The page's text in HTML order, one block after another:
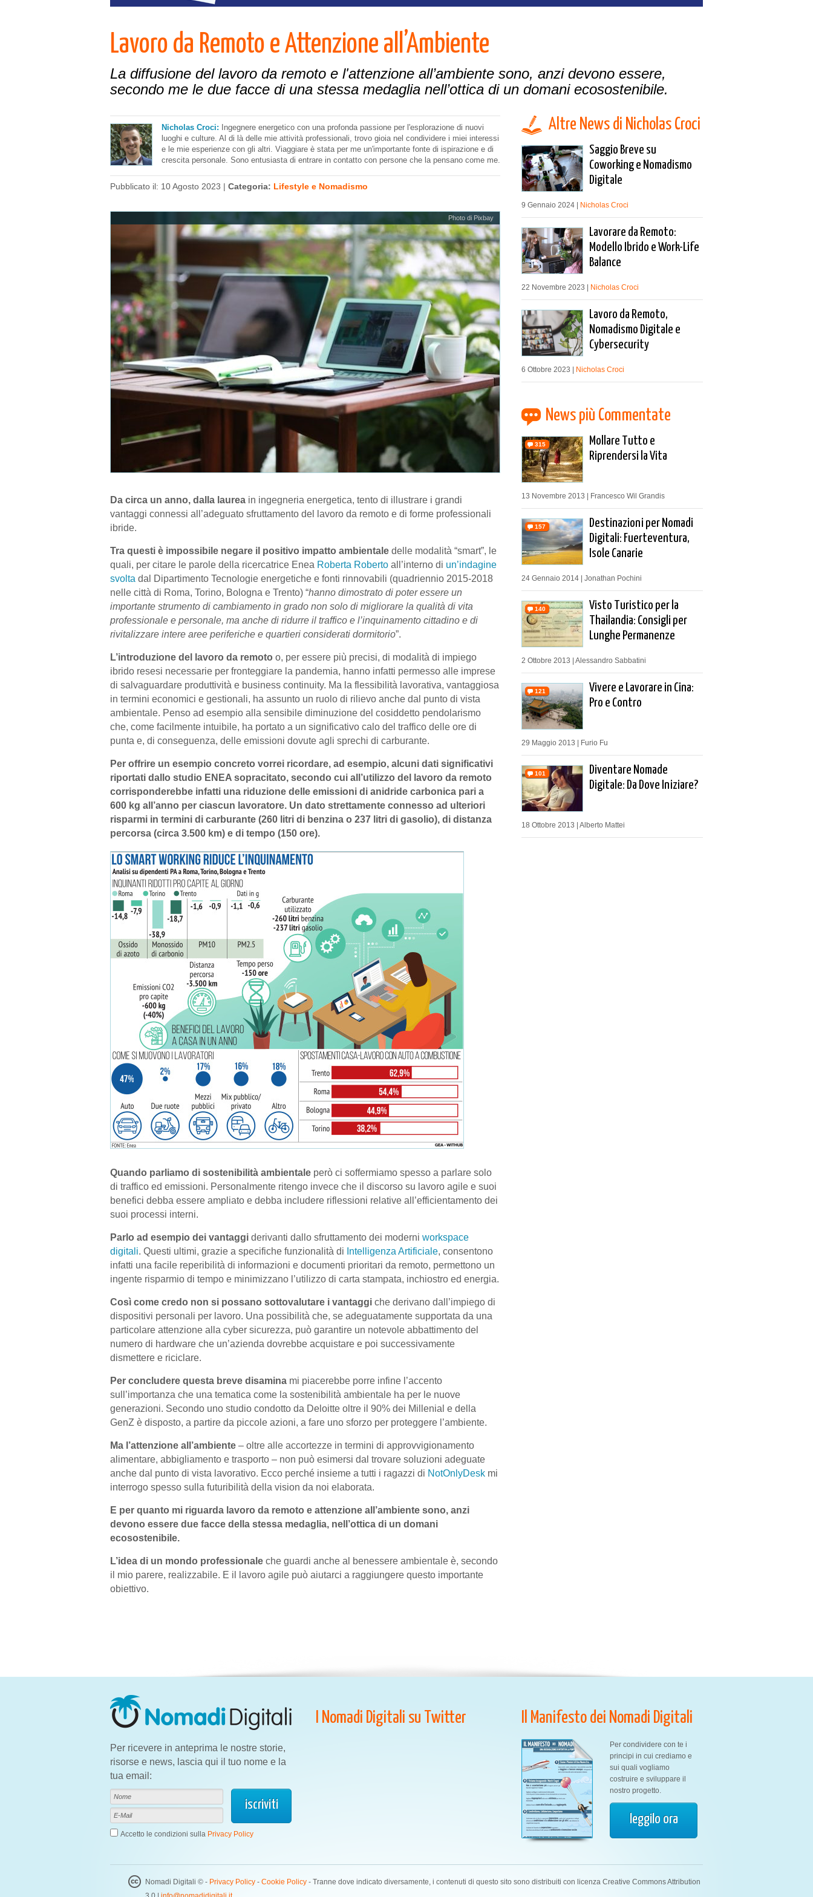
Lavoro da Remoto e Attenzione all’Ambiente
La diffusione del lavoro da remoto e l'attenzione all’ambiente sono, anzi devono essere,
secondo me le due facce di una stessa medaglia nell’ottica di un domani ecosostenibile.
Nicholas Croci:
Ingegnere energetico con una profonda passione per l'esplorazione di nuovi
luoghi e culture. Al di là delle mie attività professionali, trovo gioia nel condividere i miei interessi
e le mie esperienze con gli altri. Viaggiare è stata per me un'importante fonte di ispirazione e di
crescita personale. Sono entusiasta di entrare in contatto con persone che la pensano come me.
Pubblicato il: 10 Agosto 2023 | Categoria: Lifestyle e Nomadismo
Photo di Pixbay
Da circa un anno, dalla laurea in ingegneria energetica, tento di illustrare i grandi
vantaggi connessi all’adeguato sfruttamento del lavoro da remoto e di forme professionali
ibride.
Tra questi è impossibile negare il positivo impatto ambientale delle modalità “smart”, le
quali, per citare le parole della ricercatrice Enea Roberta Roberto all’interno di un’indagine
svolta dal Dipartimento Tecnologie energetiche e fonti rinnovabili (quadriennio 2015-2018
nelle città di Roma, Torino, Bologna e Trento) “hanno dimostrato di poter essere un
importante strumento di cambiamento in grado non solo di migliorare la qualità di vita
professionale e personale, ma anche di ridurre il traffico e l’inquinamento cittadino e di
rivitalizzare intere aree periferiche e quartieri considerati dormitorio”.
L’introduzione del lavoro da remoto o, per essere più precisi, di modalità di impiego
ibrido resesi necessarie per fronteggiare la pandemia, hanno infatti permesso alle imprese
di salvaguardare produttività e business continuity. Ma la flessibilità lavorativa, vantaggiosa
in termini economici e gestionali, ha assunto un ruolo di rilievo anche dal punto di vista
ambientale. Penso ad esempio alla sensibile diminuzione del cosiddetto pendolarismo
che, come facilmente intuibile, ha portato a un significativo calo del traffico delle ore di
punta e, di conseguenza, delle emissioni dovute agli sprechi di carburante.
Per offrire un esempio concreto vorrei ricordare, ad esempio, alcuni dati significativi
riportati dallo studio ENEA sopracitato, secondo cui all’utilizzo del lavoro da remoto
corrisponderebbe infatti una riduzione delle emissioni di anidride carbonica pari a
600 kg all’anno per ciascun lavoratore. Un dato strettamente connesso ad ulteriori
risparmi in termini di carburante (260 litri di benzina o 237 litri di gasolio), di distanza
percorsa (circa 3.500 km) e di tempo (150 ore).
Quando parliamo di sostenibilità ambientale però ci soffermiamo spesso a parlare solo
di traffico ed emissioni. Personalmente ritengo invece che il discorso su lavoro agile e suoi
benefici debba essere ampliato e debba includere riflessioni relative all’efficientamento dei
suoi processi interni.
Parlo ad esempio dei vantaggi derivanti dallo sfruttamento dei moderni workspace
digitali. Questi ultimi, grazie a specifiche funzionalità di Intelligenza Artificiale, consentono
infatti una facile reperibilità di informazioni e documenti prioritari da remoto, permettono un
ingente risparmio di tempo e minimizzano l’utilizzo di carta stampata, inchiostro ed energia.
Così come credo non si possano sottovalutare i vantaggi che derivano dall’impiego di
dispositivi personali per lavoro. Una possibilità che, se adeguatamente supportata da una
particolare attenzione alla cyber sicurezza, può garantire un notevole abbattimento del
numero di hardware che un’azienda dovrebbe acquistare e poi successivamente
dismettere e riciclare.
Per concludere questa breve disamina mi piacerebbe porre infine l’accento
sull’importanza che una tematica come la sostenibilità ambientale ha per le nuove
generazioni. Secondo uno studio condotto da Deloitte oltre il 90% dei Millenial e della
GenZ è disposto, a partire da piccole azioni, a fare uno sforzo per proteggere l’ambiente.
Ma l’attenzione all’ambiente – oltre alle accortezze in termini di approvvigionamento
alimentare, abbigliamento e trasporto – non può esimersi dal trovare soluzioni adeguate
anche dal punto di vista lavorativo. Ecco perché insieme a tutti i ragazzi di NotOnlyDesk mi
interrogo spesso sulla futuribilità della vision da noi elaborata.
E per quanto mi riguarda lavoro da remoto e attenzione all’ambiente sono, anzi
devono essere due facce della stessa medaglia, nell’ottica di un domani
ecosostenibile.
L’idea di un mondo professionale che guardi anche al benessere ambientale è, secondo
il mio parere, realizzabile. E il lavoro agile può aiutarci a raggiungere questo importante
obiettivo.
Altre News di Nicholas Croci
Saggio Breve su
Coworking e Nomadismo
Digitale
9 Gennaio 2024 | Nicholas Croci
Lavorare da Remoto:
Modello Ibrido e Work-Life
Balance
22 Novembre 2023 | Nicholas Croci
Lavoro da Remoto,
Nomadismo Digitale e
Cybersecurity
6 Ottobre 2023 | Nicholas Croci
News più Commentate
315
Mollare Tutto e
Riprendersi la Vita
13 Novembre 2013 | Francesco Wil Grandis
157
Destinazioni per Nomadi
Digitali: Fuerteventura,
Isole Canarie
24 Gennaio 2014 | Jonathan Pochini
140
Visto Turistico per la
Thailandia: Consigli per
Lunghe Permanenze
2 Ottobre 2013 | Alessandro Sabbatini
121
Vivere e Lavorare in Cina:
Pro e Contro
29 Maggio 2013 | Furio Fu
101
Diventare Nomade
Digitale: Da Dove Iniziare?
18 Ottobre 2013 | Alberto Mattei
Per ricevere in anteprima le nostre storie,
risorse e news, lascia qui il tuo nome e la
tua email:
Accetto le condizioni sulla Privacy Policy
I Nomadi Digitali su Twitter Il Manifesto dei Nomadi Digitali
Per condividere con te i
principi in cui crediamo e
sui quali vogliamo
costruire e sviluppare il
nostro progetto.
leggilo ora
Nomadi Digitali © - Privacy Policy - Cookie Policy - Tranne dove indicato diversamente, i contenuti di questo sito sono distribuiti con licenza Creative Commons Attribution